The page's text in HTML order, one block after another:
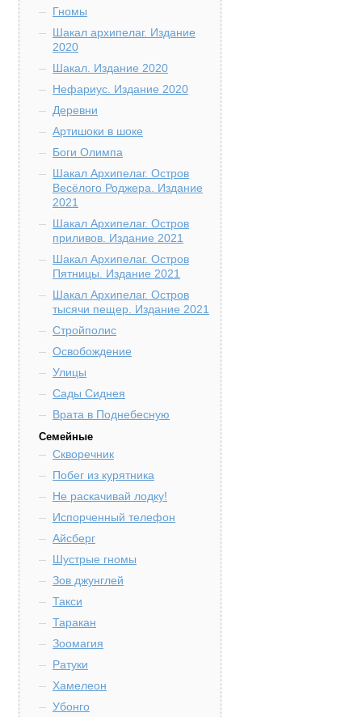
Гномы
Шакал архипелаг. Издание
2020
Шакал. Издание 2020
Нефариус. Издание 2020
Деревни
Артишоки в шоке
Боги Олимпа
Шакал Архипелаг. Остров
Весёлого Роджера. Издание
2021
Шакал Архипелаг. Остров
приливов. Издание 2021
Шакал Архипелаг. Остров
Пятницы. Издание 2021
Шакал Архипелаг. Остров
тысячи пещер. Издание 2021
Стройполис
Освобождение
Улицы
Сады Сиднея
Врата в Поднебесную
Семейные
Скворечник
Побег из курятника
Не раскачивай лодку!
Испорченный телефон
Айсберг
Шустрые гномы
Зов джунглей
Такси
Таракан
Зоомагия
Ратуки
Хамелеон
Убонго